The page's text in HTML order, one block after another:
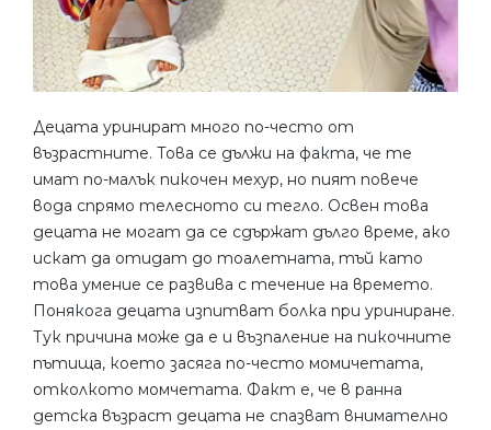
Децата уринират много по-често от
възрастните. Това се дължи на факта, че те
имат по-малък пикочен мехур, но пият повече
вода спрямо телесното си тегло. Освен това
децата не могат да се сдържат дълго време, ако
искат да отидат до тоалетната, тъй като
това умение се развива с течение на времето.
Понякога децата изпитват болка при уриниране.
Тук причина може да е и възпаление на пикочните
пътища, което засяга по-често момичетата,
отколкото момчетата. Факт е, че в ранна
детска възраст децата не спазват внимателно